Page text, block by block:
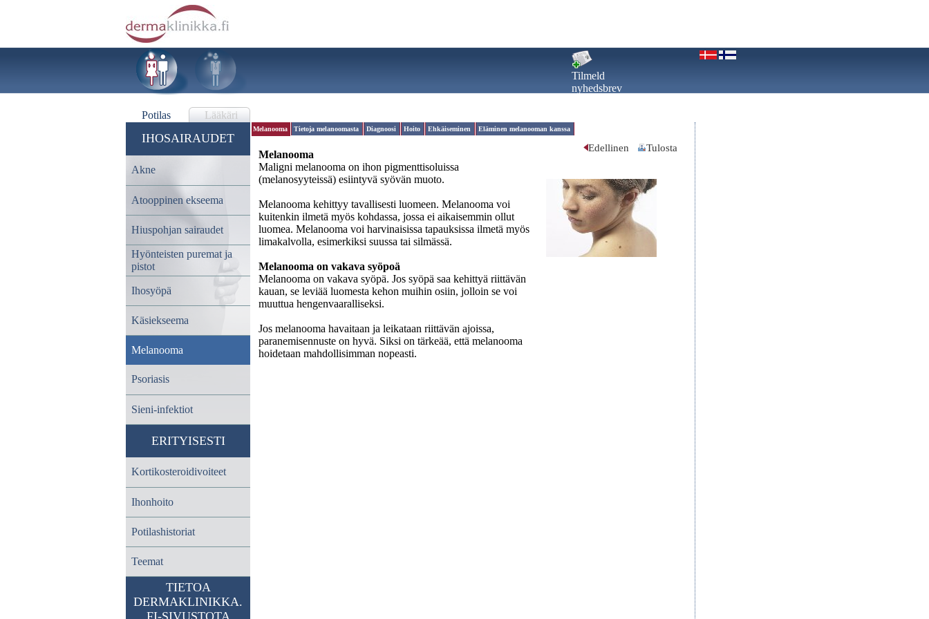
Tilmeld
nyhedsbrev
Potilas Lääkäri
IHOSAIRAUDET
Akne
Atooppinen ekseema
Hiuspohjan sairaudet
Hyönteisten puremat ja
pistot
Ihosyöpä
Käsiekseema
Melanooma
Psoriasis
Sieni-infektiot
ERITYISESTI
Kortikosteroidivoiteet
Ihonhoito
Potilashistoriat
Teemat
TIETOA
DERMAKLINIKKA.
FI-SIVUSTOTA
Melanooma Tietoja melanoomasta Diagnoosi Hoito Ehkäiseminen Eläminen melanooman kanssa
Melanooma
Maligni melanooma on ihon pigmenttisoluissa
(melanosyyteissä) esiintyvä syövän muoto.
Melanooma kehittyy tavallisesti luomeen. Melanooma voi
kuitenkin ilmetä myös kohdassa, jossa ei aikaisemmin ollut
luomea. Melanooma voi harvinaisissa tapauksissa ilmetä myös
limakalvolla, esimerkiksi suussa tai silmässä.
Melanooma on vakava syöpoä
Melanooma on vakava syöpä. Jos syöpä saa kehittyä riittävän
kauan, se leviää luomesta kehon muihin osiin, jolloin se voi
muuttua hengenvaaralliseksi.
Jos melanooma havaitaan ja leikataan riittävän ajoissa,
paranemisennuste on hyvä. Siksi on tärkeää, että melanooma
hoidetaan mahdollisimman nopeasti.
Edellinen Tulosta